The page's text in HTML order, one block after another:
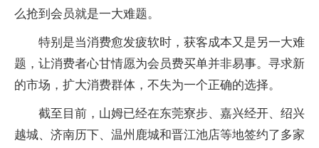
么抢到会员就是一大难题。
特别是当消费愈发疲软时，获客成本又是另一大难
题，让消费者心甘情愿为会员费买单并非易事。寻求新
的市场，扩大消费群体，不失为一个正确的选择。
截至目前，山姆已经在东莞寮步、嘉兴经开、绍兴
越城、济南历下、温州鹿城和晋江池店等地签约了多家